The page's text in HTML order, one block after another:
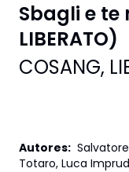
Sbagli e te
LIBERATO)
COSANG,
Autores:
Totaro, Luca